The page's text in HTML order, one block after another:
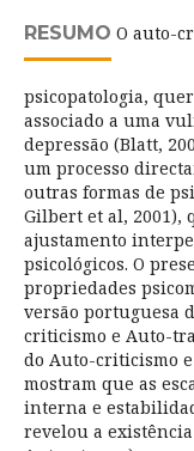
RESUMO O auto-
psicopatologia,
associado a uma
depressão (Blatt,
um processo
outras formas de
Gilbert et al, 2001),
ajustamento
psicológicos. O
propriedades
versão portuguesa
criticismo e Auto-
do Auto-criticismo
mostram que as
interna e
revelou a